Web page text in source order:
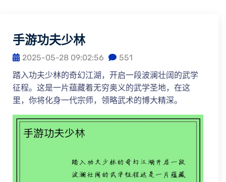
手游功夫少林
2025-05-28 09:02:56
551
踏入功夫少林的奇幻江湖，开启一段波澜壮阔的武学
征程。这是一片蕴藏着无穷奥义的武学圣地，在这
里，你将化身一代宗师，领略武术的博大精深。